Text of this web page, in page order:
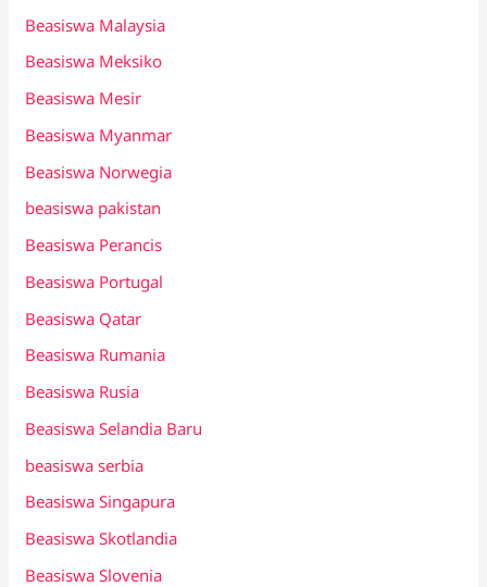
Beasiswa Malaysia
Beasiswa Meksiko
Beasiswa Mesir
Beasiswa Myanmar
Beasiswa Norwegia
beasiswa pakistan
Beasiswa Perancis
Beasiswa Portugal
Beasiswa Qatar
Beasiswa Rumania
Beasiswa Rusia
Beasiswa Selandia Baru
beasiswa serbia
Beasiswa Singapura
Beasiswa Skotlandia
Beasiswa Slovenia